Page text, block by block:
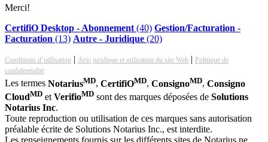
Merci!
CertifiO Desktop - Abonnement(40) Gestion/Facturation -
Facturation (13) Autre - Juridique (20)
Conditions d’utilisation Avis juridique et utilisation du site Web
Politique de
confidentialité
Les termes NotariusMD, CertifiOMD, ConsignoMD, Consigno
CloudMD et VerifioMD sont des marques déposées de Solutions
Notarius Inc.
Toute reproduction ou utilisation de ces marques sans autorisation
préalable écrite de Solutions Notarius Inc., est interdite.